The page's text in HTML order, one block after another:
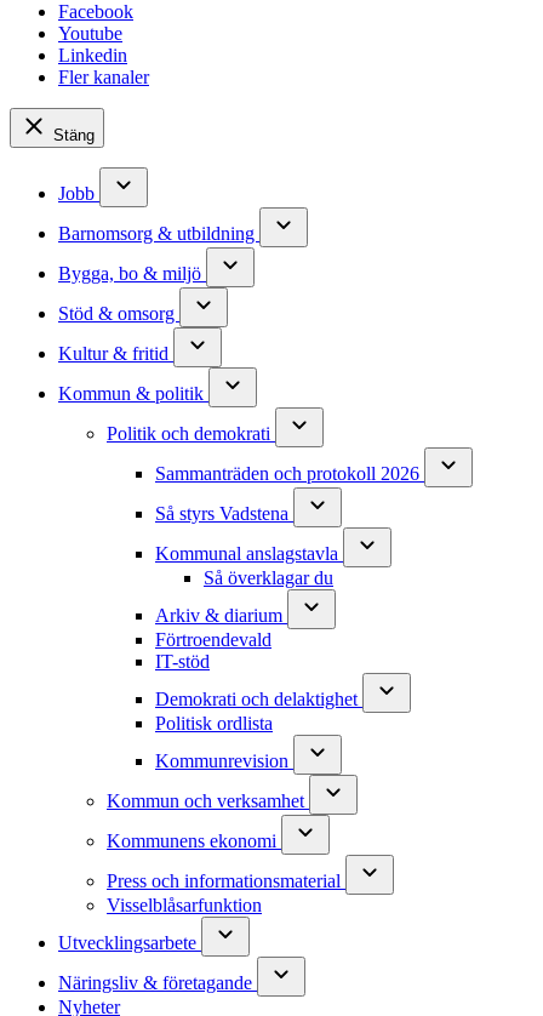
Facebook
Youtube
Linkedin
Fler kanaler
Stäng
Jobb
Barnomsorg & utbildning
Bygga, bo & miljö
Stöd & omsorg
Kultur & fritid
Kommun & politik
Politik och demokrati
Sammanträden och protokoll 2026
Så styrs Vadstena
Kommunal anslagstavla
Så överklagar du
Arkiv & diarium
Förtroendevald
IT-stöd
Demokrati och delaktighet
Politisk ordlista
Kommunrevision
Kommun och verksamhet
Kommunens ekonomi
Press och informationsmaterial
Visselblåsarfunktion
Utvecklingsarbete
Näringsliv & företagande
Nyheter